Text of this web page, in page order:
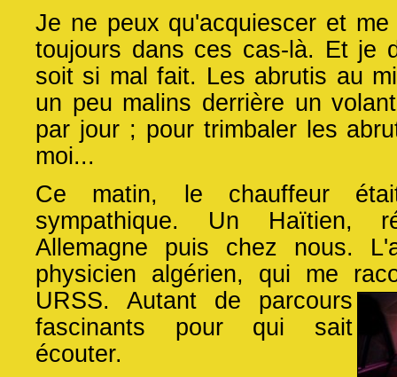
Je ne peux qu'acquiescer et
toujours dans ces cas-là. Et je
soit si mal fait. Les abrutis au
un peu malins derrière un
par jour ; pour trimbaler les
moi...
Ce matin, le chauffeur
sympathique. Un Haïtien,
Allemagne puis chez nous.
physicien algérien, qui me
URSS. Autant de parcours
fascinants pour qui sait
écouter.